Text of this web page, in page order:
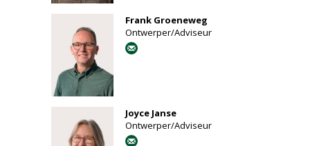
Frank Groeneweg
Ontwerper/Adviseur
Joyce Janse
Ontwerper/Adviseur